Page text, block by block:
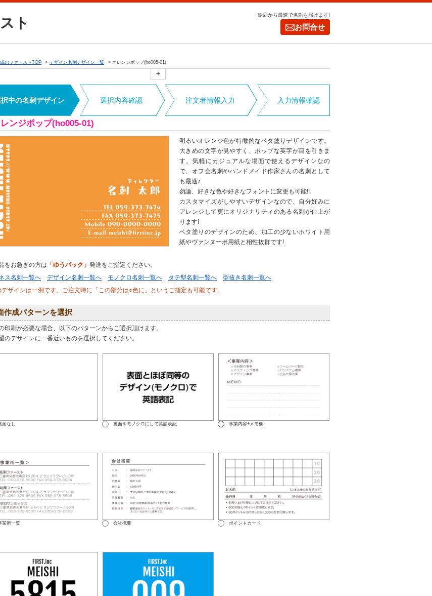
ト 鈴鹿から最速で名刺を届けます!
お問合せ
のファーストTOP デザイン名刺デザイン一覧 オレンジポップ(ho005-01)
+
中の名刺デザイン 選択内容確認 注文者情報入力 入力情報確認
ンジポップ(ho005-01)
明るいオレンジ色が特徴的なベタ塗りデザインです。
大きめの文字が見やすく、ポップな英字が目を引きま
す。気軽にカジュアルな場面で使えるデザインなの
で、オフ会名刺やハンドメイド作家さんの名刺として
も最適♪
勿論、好きな色や好きなフォントに変更も可能!!
カスタマイズがしやすいデザインなので、自分好みに
アレンジして更にオリジナリティのある名刺が仕上が
ります!
ベタ塗りのデザインのため、加工の少ないホワイト用
紙やヴァンヌーボ用紙と相性抜群です!
をお急ぎの方は 「ゆうパック」 発送をご指定ください。
ス名刺一覧へ
デザイン名刺一覧へ モノクロ名刺一覧へ タテ型名刺一覧へ
型抜き名刺一覧へ
デザインは一例です。ご注文時に「この部分は○色に」というご指定も可能です。
作成パターンを選択
印刷が必要な場合、以下のパターンからご選択頂けます。
のデザインに一番近いものを選択してください。
なし 裏面をモノクロにして英語表記 事業内容+メモ欄
所一覧 会社概要 ポイントカード